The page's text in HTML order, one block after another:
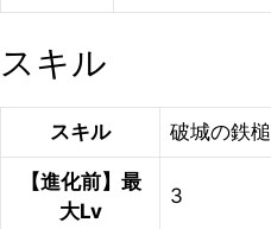
スキル
スキル 破城の鉄槌
【進化前】最
大Lv
3